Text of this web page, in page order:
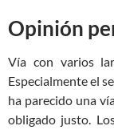
Opinión
Vía con varios
Especialmente el
ha parecido una
obligado justo.